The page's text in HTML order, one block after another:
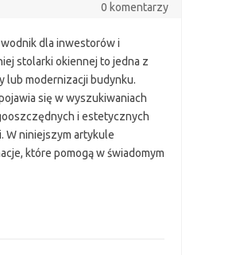
0 komentarzy
dla inwestorów i
stolarki okiennej to jedna z
lub modernizacji budynku.
się w wyszukiwaniach
i estetycznych
W niniejszym artykule
które pomogą w świadomym